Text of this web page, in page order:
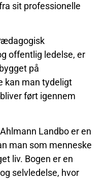
sit professionelle
offentlig ledelse, er
på
kan man tydeligt
ført igennem
Landbo er en
man som menneske
liv. Bogen er en
selvledelse, hvor